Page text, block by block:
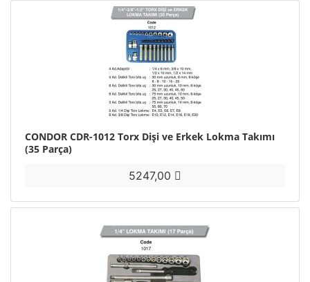
CONDOR CDR-1012 Torx Dişi ve Erkek Lokma Takımı
(35 Parça)
5247,00